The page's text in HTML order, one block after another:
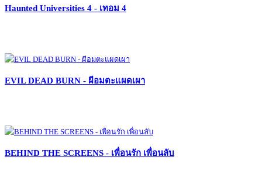
Haunted Universities 4 - เทอม 4
EVIL DEAD BURN - ผีอมตะแผดเผา
BEHIND THE SCREENS - เพื่อนรัก เพื่อนลับ